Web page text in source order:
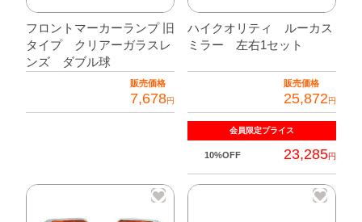
フロントマーカーランプ 旧
タイプ クリアーガラスレ
ンズ ダブル球
販売価格
7,678円
ハイクオリティ ルーカス
ミラー 左右1セット
販売価格
25,872円
会員限定プライス
10%OFF 23,285円